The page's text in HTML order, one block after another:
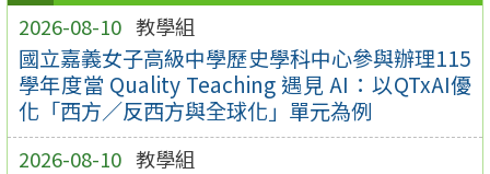
2026-08-10 教學組
國立嘉義女子高級中學歷史學科中心參與辦理115
學年度當 Quality Teaching 遇見 AI：以QTxAI優
化「西方／反西方與全球化」單元為例
2026-08-10 教學組